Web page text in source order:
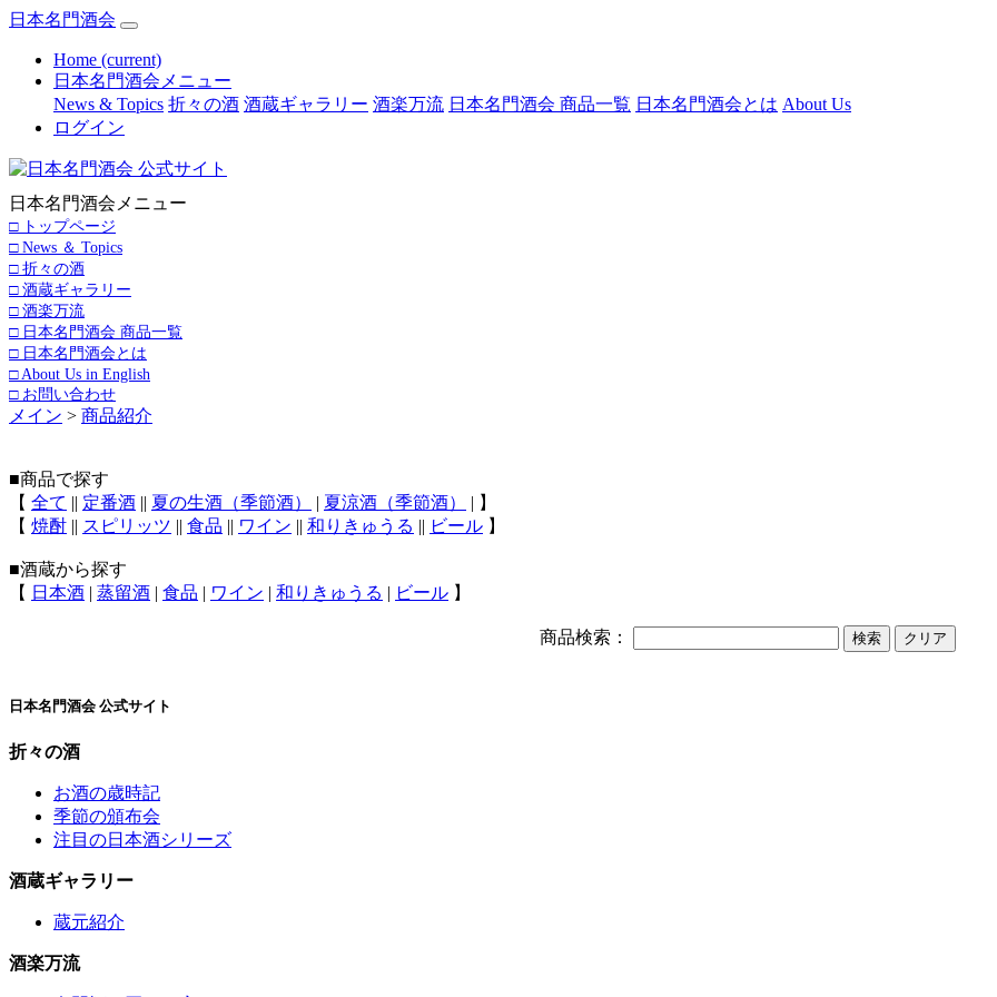
日本名門酒会
Home (current)
日本名門酒会メニュー
News & Topics 折々の酒 酒蔵ギャラリー 酒楽万流 日本名門酒会 商品一覧 日本名門酒会とは About Us
ログイン
日本名門酒会メニュー
□ トップページ
□ News ＆ Topics
□ 折々の酒
□ 酒蔵ギャラリー
□ 酒楽万流
□ 日本名門酒会 商品一覧
□ 日本名門酒会とは
□ About Us in English
□ お問い合わせ
メイン > 商品紹介
■商品で探す
【 全て || 定番酒 || 夏の生酒（季節酒） | 夏涼酒（季節酒）
| 】
【 焼酎 || スピリッツ || 食品 || ワイン || 和りきゅうる || ビール 】
■酒蔵から探す
【 日本酒 | 蒸留酒 | 食品 | ワイン | 和りきゅうる | ビール 】
商品検索：
日本名門酒会 公式サイト
折々の酒
お酒の歳時記
季節の頒布会
注目の日本酒シリーズ
酒蔵ギャラリー
蔵元紹介
酒楽万流